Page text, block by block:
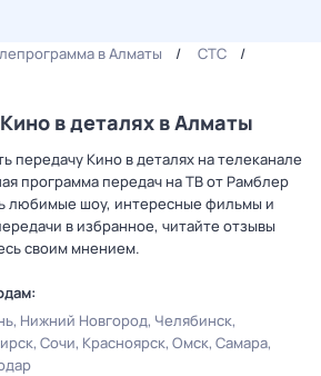
в Алматы
СТС
в деталях в Алматы
передачу Кино в деталях на телеканале
программа передач на ТВ от Рамблер
любимые шоу, интересные фильмы и
в избранное, читайте отзывы
своим мнением.
Нижний Новгород Челябинск
Сочи Красноярск Омск Самара